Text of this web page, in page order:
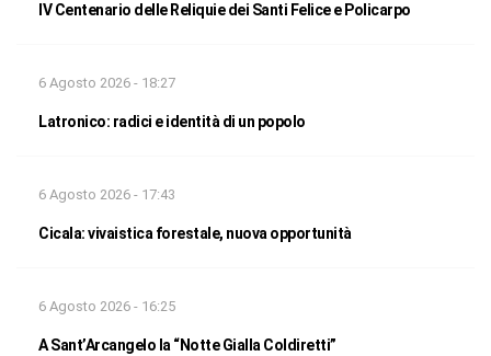
IV Centenario delle Reliquie dei Santi Felice e Policarpo
6 Agosto 2026 - 18:27
Latronico: radici e identità di un popolo
6 Agosto 2026 - 17:43
Cicala: vivaistica forestale, nuova opportunità
6 Agosto 2026 - 16:25
A Sant’Arcangelo la “Notte Gialla Coldiretti”